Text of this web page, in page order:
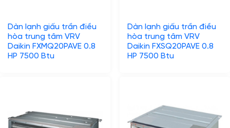
Dàn lạnh giấu trần điều
hòa trung tâm VRV
Daikin FXMQ20PAVE 0.8
HP 7500 Btu
Dàn lạnh giấu trần điều
hòa trung tâm VRV
Daikin FXSQ20PAVE 0.8
HP 7500 Btu